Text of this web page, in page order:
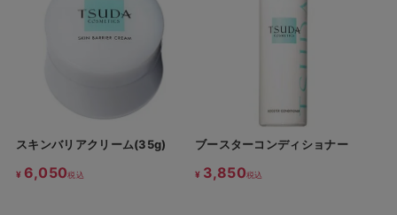
スキンバリアクリーム(35g)
¥ 6,050税込
ブースターコンディショナー
¥ 3,850税込